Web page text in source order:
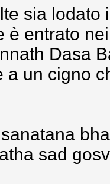
sia lodato
è entrato
Dasa
a un cigno
sad